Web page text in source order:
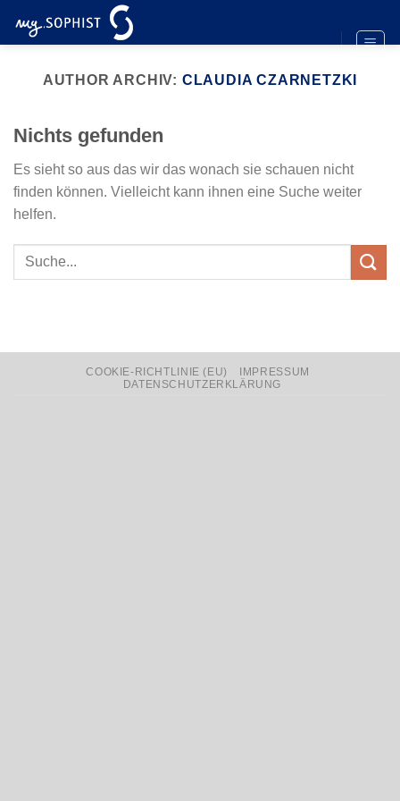
Inhalt
AUTHOR ARCHIV: CLAUDIA CZARNETZKI
Nichts gefunden
Es sieht so aus das wir das wonach sie schauen nicht
finden können. Vielleicht kann ihnen eine Suche weiter
helfen.
COOKIE-RICHTLINIE (EU)
IMPRESSUM
DATENSCHUTZERKLÄRUNG